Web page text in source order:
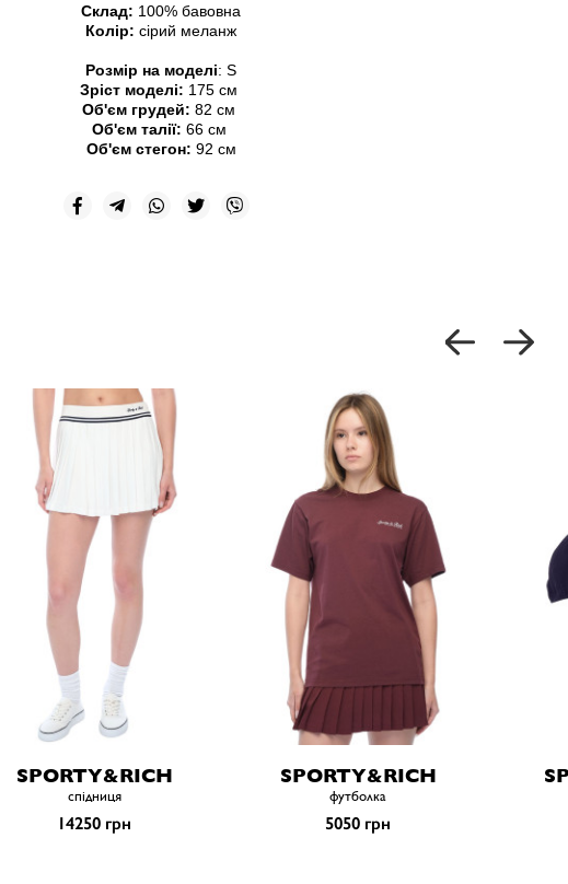
Склад: 100% бавовна
Колір: сірий меланж
Розмір на моделі: S
Зріст моделі: 175 см
Об'єм грудей: 82 см
Об'єм талії: 66 см
Об'єм стегон: 92 см
SPORTY&RICH
спiдниця
14250 грн
SPORTY&RICH
футболка
5050 грн